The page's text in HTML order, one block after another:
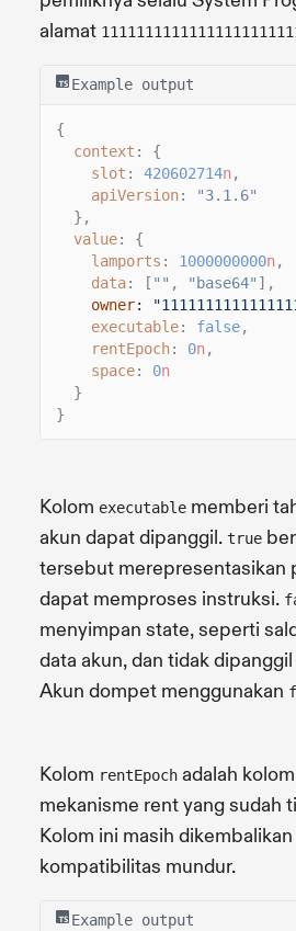
alamat
Example output
{
context : {
slot : 420602714n,
apiVersion:
"3.1.6"
},
value: {
lamports : 1000000000n,
data: [ "" , "base64" ],
owner:
executable: false,
rentEpoch: 0n,
space: 0n
}
}
Kolom executable memberi
akun dapat dipanggil. true
tersebut merepresentasikan
dapat memproses instruksi.
menyimpan state, seperti
data akun, dan tidak
Akun dompet menggunakan
Kolom rentEpoch adalah
mekanisme rent yang sudah
Kolom ini masih
kompatibilitas mundur.
Example output